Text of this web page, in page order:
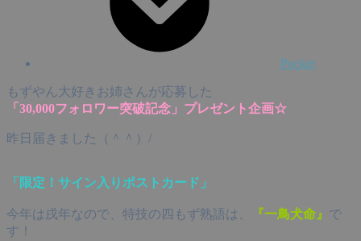
Pocket
もずやん大好きお姉さんが応募した
「30,000フォロワー突破記念」プレゼント企画☆
昨日届きました（＾＾）/
「限定！サイン入りポストカード」
今年は戌年なので、特技の四もず熟語は、 『一鳥犬命』 で
す！